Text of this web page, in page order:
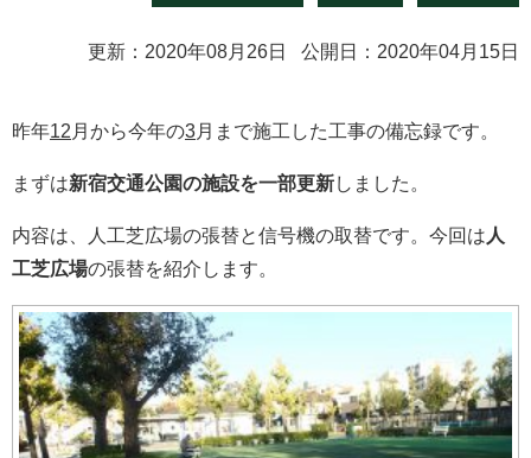
更新：2020年08月26日 公開日：2020年04月15日
昨年12 月から今年の3月まで施工した工事の備忘録です。
まずは新宿交通公園の施設を一部更新しました。
内容は、人工芝広場の張替と信号機の取替です。今回は 人
工芝広場の張替を紹介します。